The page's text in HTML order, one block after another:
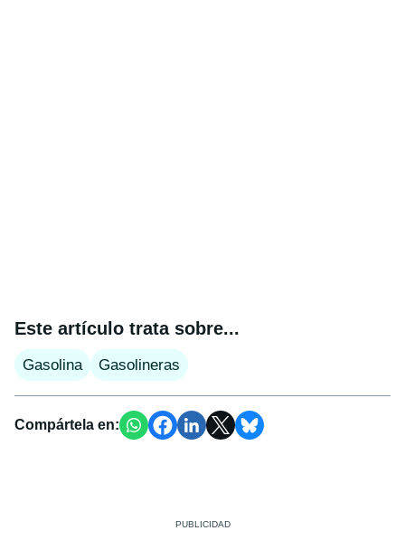
Este artículo trata sobre...
Gasolina Gasolineras
Compártela en: